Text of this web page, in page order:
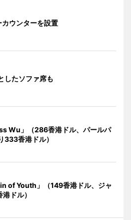
ウンターを設置
したソファ席も
Wu」（286香港ドル、パールパ
333香港ドル）
of Youth」（149香港ドル、ジャ
ドル）